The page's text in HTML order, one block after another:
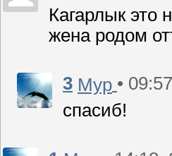
Кагарлык это
жена родом
3 Мур •
спасиб!